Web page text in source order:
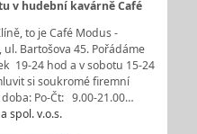
v hudební kavárně Café
to je Café Modus -
Bartošova 45. Pořádáme
19-24 hod a v sobotu 15-24
si soukromé firemní
Po-Čt: 9.00-21.00…
spol. v.o.s.